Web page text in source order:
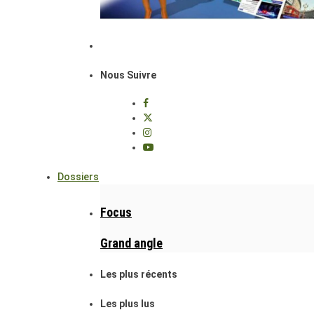
Nous Suivre
Dossiers
Focus
Grand angle
Les plus récents
Les plus lus